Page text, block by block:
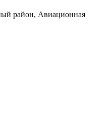
район, Авиационная